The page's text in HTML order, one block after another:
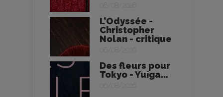
06/08/2026
L’Odyssée -
Christopher
Nolan - critique
06/08/2026
Des fleurs pour
Tokyo - Yuiga...
06/08/2026